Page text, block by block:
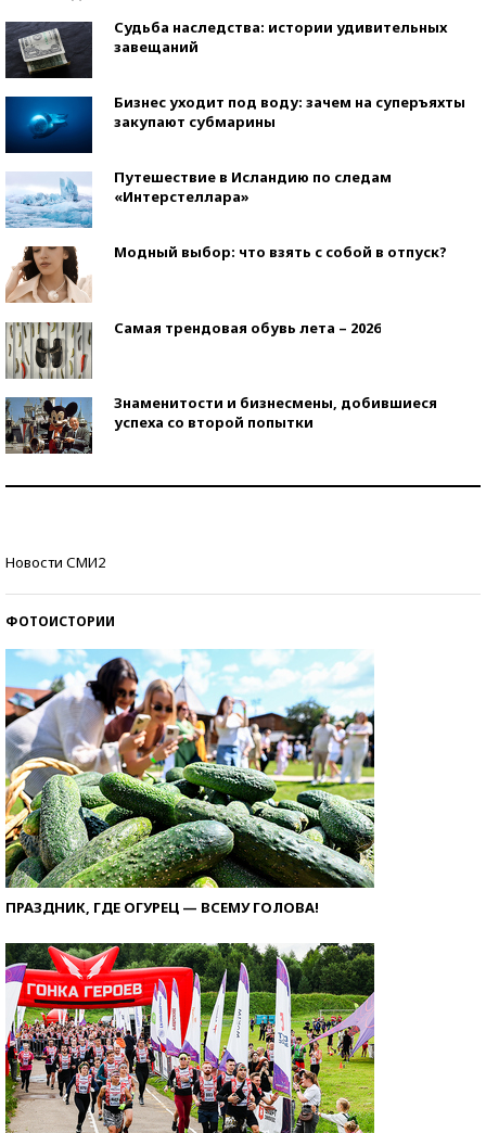
Судьба наследства: истории удивительных
завещаний
Бизнес уходит под воду: зачем на суперъяхты
закупают субмарины
Путешествие в Исландию по следам
«Интерстеллара»
Модный выбор: что взять с собой в отпуск?
Самая трендовая обувь лета – 2026
Знаменитости и бизнесмены, добившиеся
успеха со второй попытки
Новости СМИ2
ФОТОИСТОРИИ
ПРАЗДНИК, ГДЕ ОГУРЕЦ — ВСЕМУ ГОЛОВА!